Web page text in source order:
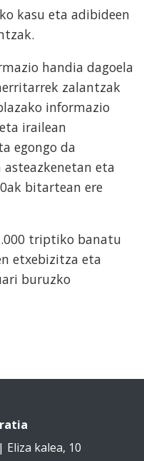
kasu eta adibideen
handia dagoela
zalantzak
informazio
irailean
egongo da
eta
bitartean ere
triptiko banatu
etxebizitza eta
buruzko
kalea, 10